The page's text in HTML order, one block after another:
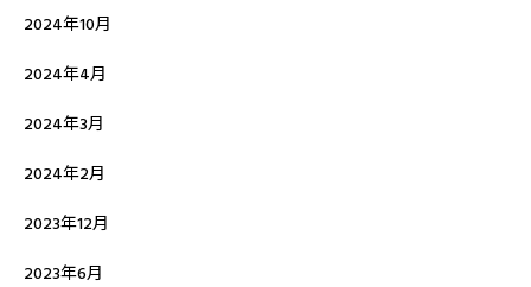
2024年10月
2024年4月
2024年3月
2024年2月
2023年12月
2023年6月